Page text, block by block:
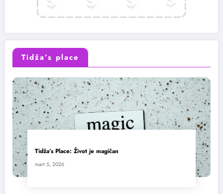
Tidža’s place
Tidža’s Place: Život je magičan
mart 5, 2026